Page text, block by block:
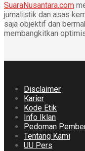
SuaraNusantara.com
jurnalistik dan asas
saja objektif dan
membangkitkan
Disclaimer
Karier
Kode Etik
Info Iklan
Pedoman
Tentang Kami
UU Pers